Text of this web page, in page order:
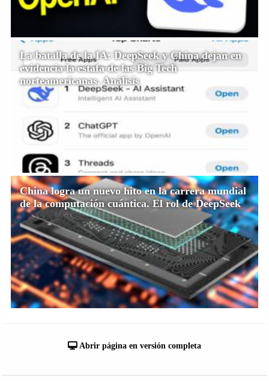
La batalla de la IA: DeepSeek y China dejan en
evidencia la estafa de las Big Tech
norteamericanas. Análisis
China logra un nuevo hito en la carrera mundial
de la computación cuántica. El rol de DeepSeek
Abrir página en versión completa